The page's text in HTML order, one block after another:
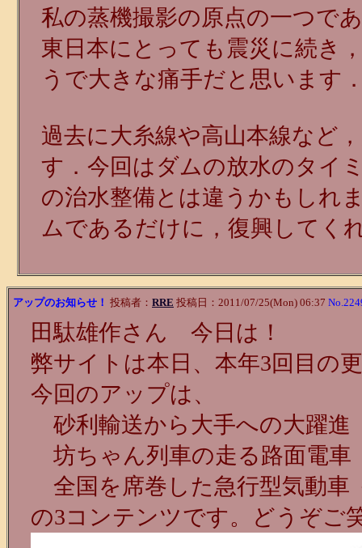
私の蒸機撮影の原点の一つで
東日本にとっても震災に続き
うで大きな痛手だと思います
過去に大糸線や高山本線など
す．今回はダムの放水のタイ
の治水整備とは違うかもしれ
ムであるだけに，復興してく
アップのお知らせ！ 投稿者： RRE 投稿日：2011/07/25(Mon) 06:37
田駄雄作さん 今日は！
弊サイトは本日、本年3回目の
今回のアップは、
砂利輸送から大手への大躍
坊ちゃん列車の走る路面電
全国を席巻した急行型気動車
の3コンテンツです。どうぞご